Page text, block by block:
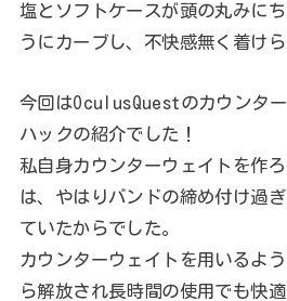
塩とソフトケースが頭の丸みに
うにカーブし、不快感無く着けら
今回はOculusQuestのカウンタ
ハックの紹介でした！
私自身カウンターウェイトを作
は、やはりバンドの締め付け過
ていたからでした。
カウンターウェイトを用いるよ
ら解放され長時間の使用でも快